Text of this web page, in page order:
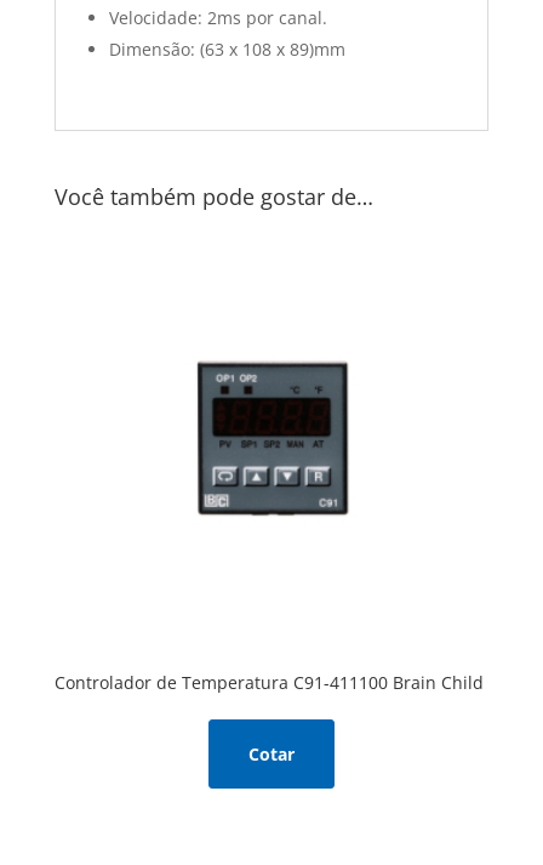
Velocidade: 2ms por canal.
Dimensão: (63 x 108 x 89)mm
Você também pode gostar de…
Controlador de Temperatura C91-411100 Brain Child
Cotar